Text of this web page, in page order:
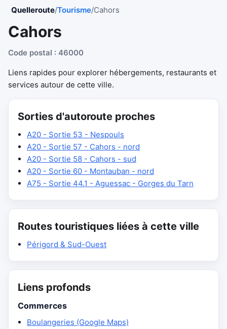
Quelleroute/Tourisme/Cahors
Cahors
Code postal : 46000
Liens rapides pour explorer hébergements, restaurants et
services autour de cette ville.
Sorties d'autoroute proches
A20 - Sortie 53 - Nespouls
A20 - Sortie 57 - Cahors - nord
A20 - Sortie 58 - Cahors - sud
A20 - Sortie 60 - Montauban - nord
A75 - Sortie 44.1 - Aguessac - Gorges du Tarn
Routes touristiques liées à cette ville
Périgord & Sud-Ouest
Liens profonds
Commerces
Boulangeries (Google Maps)